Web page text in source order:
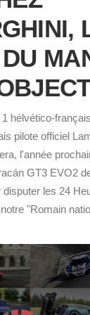
hélvético-
pilote officiel
l'année
GT3 EVO2
les 24
"Romain